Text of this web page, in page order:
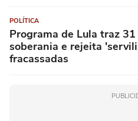
POLÍTICA
Programa de Lula traz
soberania e rejeita
fracassadas